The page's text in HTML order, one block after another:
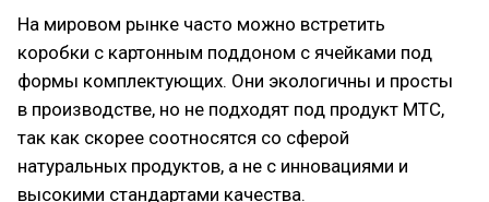
На мировом рынке часто можно встретить
коробки с картонным поддоном с ячейками под
формы комплектующих. Они экологичны и просты
в производстве, но не подходят под продукт МТС,
так как скорее соотносятся со сферой
натуральных продуктов, а не с инновациями и
высокими стандартами качества.